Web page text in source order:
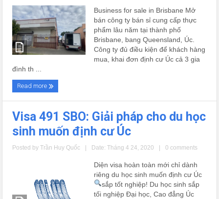
Business for sale in Brisbane Mở
bán công ty bán sỉ cung cấp thực
phẩm lâu năm tại thành phố
Brisbane, bang Queensland, Úc.
Công ty đủ điều kiện để khách hàng
mua, khai đơn định cư Úc cả 3 gia
đình th ...
Read more
Visa 491 SBO: Giải pháp cho du học
sinh muốn định cư Úc
Posted byTrần Huy Quốc Date: Tháng 4 24, 2020 0 comments
Diện visa hoàn toàn mới chỉ dành
riêng du học sinh muốn định cư Úc
sắp tốt nghiệp! Du học sinh sắp
tối nghiệp Đại học, Cao đẳng Úc